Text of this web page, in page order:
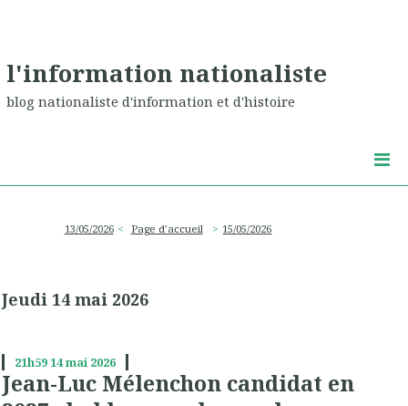
l'information nationaliste
blog nationaliste d'information et d'histoire
13/05/2026 Page d'accueil 15/05/2026
Jeudi 14 mai 2026
21h5914mai 2026
Jean-Luc Mélenchon candidat en